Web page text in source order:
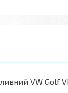
VW Golf